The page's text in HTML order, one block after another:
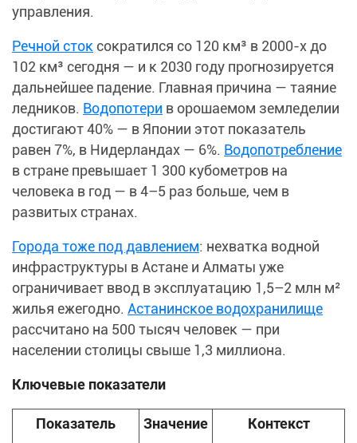
управления.
Речной сток сократился со 120 км³ в 2000-х до
102 км³ сегодня — и к 2030 году прогнозируется
дальнейшее падение. Главная причина — таяние
ледников. Водопотери в орошаемом земледелии
достигают 40% — в Японии этот показатель
равен 7%, в Нидерландах — 6%. Водопотребление
в стране превышает 1 300 кубометров на
человека в год — в 4–5 раз больше, чем в
развитых странах.
Города тоже под давлением: нехватка водной
инфраструктуры в Астане и Алматы уже
ограничивает ввод в эксплуатацию 1,5–2 млн м²
жилья ежегодно. Астанинское водохранилище
рассчитано на 500 тысяч человек — при
населении столицы свыше 1,3 миллиона.
Ключевые показатели
Показатель Значение Контекст